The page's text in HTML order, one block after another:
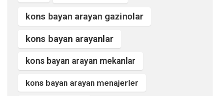
kons bayan arayan gazinolar
kons bayan arayanlar
kons bayan arayan mekanlar
kons bayan arayan menajerler